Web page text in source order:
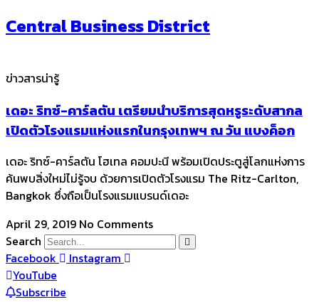
Central Business District
ข่าวสารน่ารู้
เดอะ ริทซ์-คาร์ลตัน เตรียมนำบริการสุดหรูระดับสากล
เปิดตัวโรงแรมแห่งแรกในกรุงเทพฯ ณ วัน แบงค็อก
เดอะ ริทซ์-คาร์ลตัน โฮเทล คอมปะนี พร้อมเปิดประตูสู่โลกแห่งการ
ค้นพบสิ่งใหม่ไม่รู้จบ ด้วยการเปิดตัวโรงแรม The Ritz-Carlton,
Bangkok ซึ่งถือเป็นโรงแรมแบรนด์เดอะ
April 29, 2019 No Comments
Search
Facebook
Instagram
YouTube
Subscribe